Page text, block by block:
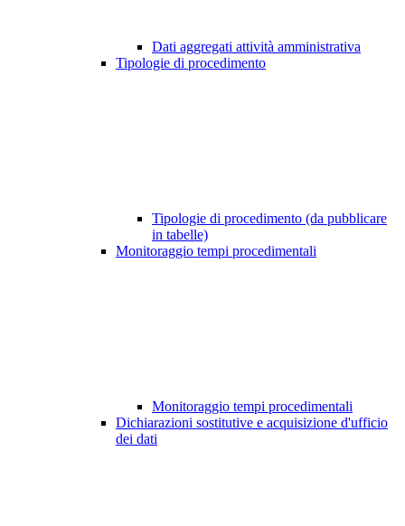
Dati aggregati attività amministrativa
Tipologie di procedimento
Tipologie di procedimento (da pubblicare
in tabelle)
Monitoraggio tempi procedimentali
Monitoraggio tempi procedimentali
Dichiarazioni sostitutive e acquisizione d'ufficio
dei dati